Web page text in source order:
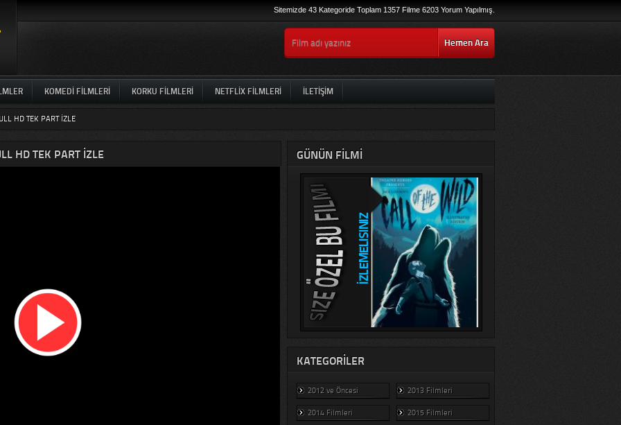
Sitemizde 43 Kategoride Toplam 1357 Filme 6203 Yorum Yapılmış.
Hemen Ara
KOMEDI FILMLERI KORKU FILMLERI NETFLIX FILMLERI İLETIŞIM
HD TEK PART IZLE
HD TEK PART IZLE GÜNÜN FILMI
KATEGORILER
2012 ve Öncesi 2013 Filmleri
2014 Filmleri 2015 Filmleri